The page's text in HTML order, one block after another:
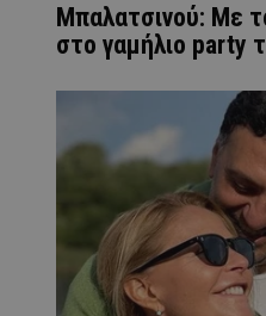
Μπαλατσινού: Με
στο γαμήλιο party